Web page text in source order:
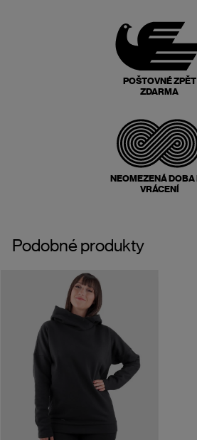
POŠTOVNÉ ZPĚT
ZDARMA
NEOMEZENÁ DOBA
VRÁCENÍ
Podobné produkty